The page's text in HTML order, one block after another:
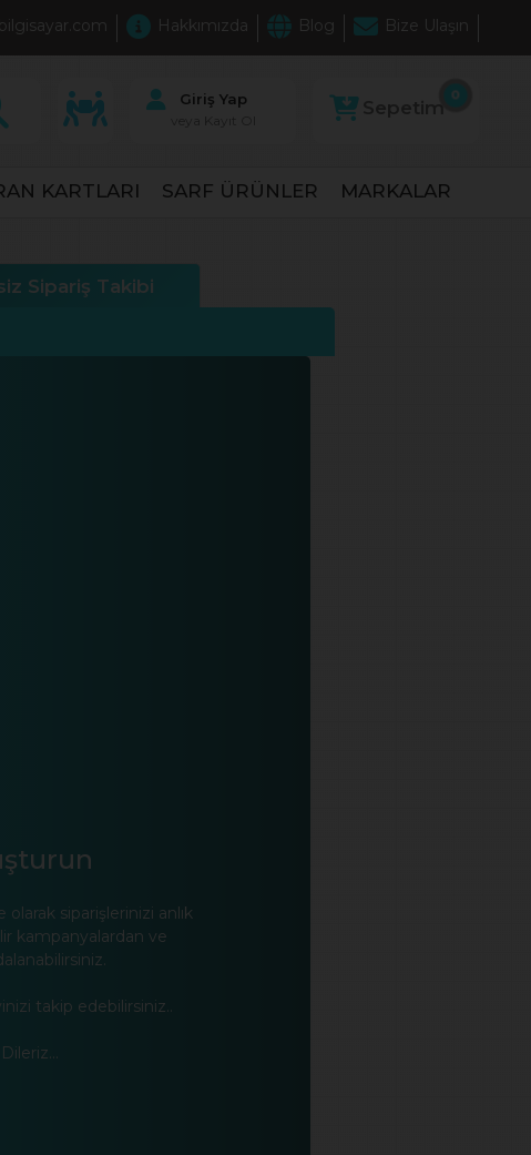
Hakkımızda Blog Bize Ulaşın
Giriş Yap 0
KARTLARI SARF ÜRÜNLER MARKALAR
Sipariş Takibi
siparişlerinizi anlık
kampanyalardan ve
takip edebilirsiniz..